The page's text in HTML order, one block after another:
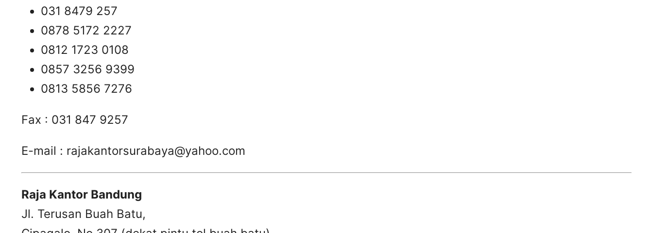
031 8479 257
0878 5172 2227
0812 1723 0108
0857 3256 9399
0813 5856 7276
Fax : 031 847 9257
E-mail : rajakantorsurabaya@yahoo.com
Raja Kantor Bandung
Jl. Terusan Buah Batu,